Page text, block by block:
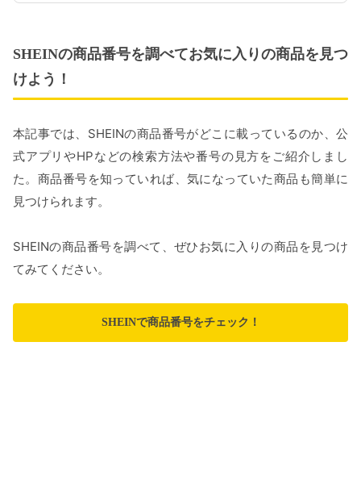
SHEINの商品番号を調べてお気に入りの商品を見つ
けよう！
本記事では、SHEINの商品番号がどこに載っているのか、公
式アプリやHPなどの検索方法や番号の見方をご紹介しまし
た。商品番号を知っていれば、気になっていた商品も簡単に
見つけられます。
SHEINの商品番号を調べて、ぜひお気に入りの商品を見つけ
てみてください。
SHEINで商品番号をチェック！